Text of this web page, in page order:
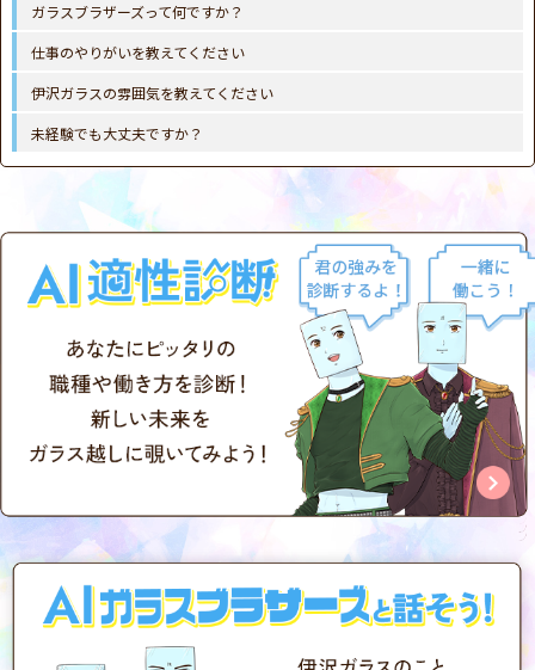
ガラスブラザーズって何ですか？
仕事のやりがいを教えてください
伊沢ガラスの雰囲気を教えてください
未経験でも大丈夫ですか？